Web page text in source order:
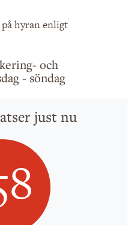
hyran enligt
och
- söndag
just nu